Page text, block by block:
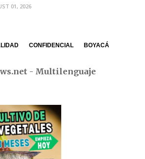
01, 2026
CONFIDENCIAL BOYACÁ
- Multilenguaje